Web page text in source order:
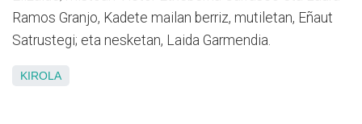
Ramos Granjo, Kadete mailan berriz, mutiletan, Eñaut
Satrustegi; eta nesketan, Laida Garmendia.
KIROLA